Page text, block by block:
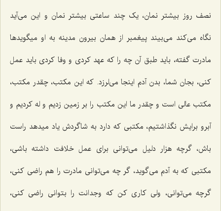
نصف روز بیشتر نمان، یک چند ساعتی بیشتر نمان و این می‌آید
نگاه می‌کند می‌بیند پیغمبر از همان بیرون مدینه به او میگویدها
مادرت گفته، باید طبق آن چه را که عهد کردی و وفا کردی باید عمل
کنی، بجان شما، بدن آدم اینجا می‌لرزد. که این مکتب، چقدر مکتب،
مکتب عالی است و چقدر ما این مکتب را بر زمین زدیم و له کردیم و
آبرو برایش نگذاشتیم، مکتبی که دارد به شاگردش یاد میدهد راست
باش، گرچه هزار دلیل می‌توانی برای عمل خلافت داشته باشی،
مکتبی که به آدم می‌گوید، گر چه می‌توانی مادرت را هم راضی کنی،
گرچه می‌توانی، ولی کاری کن که وجدانت را بتوانی راضی کنی،